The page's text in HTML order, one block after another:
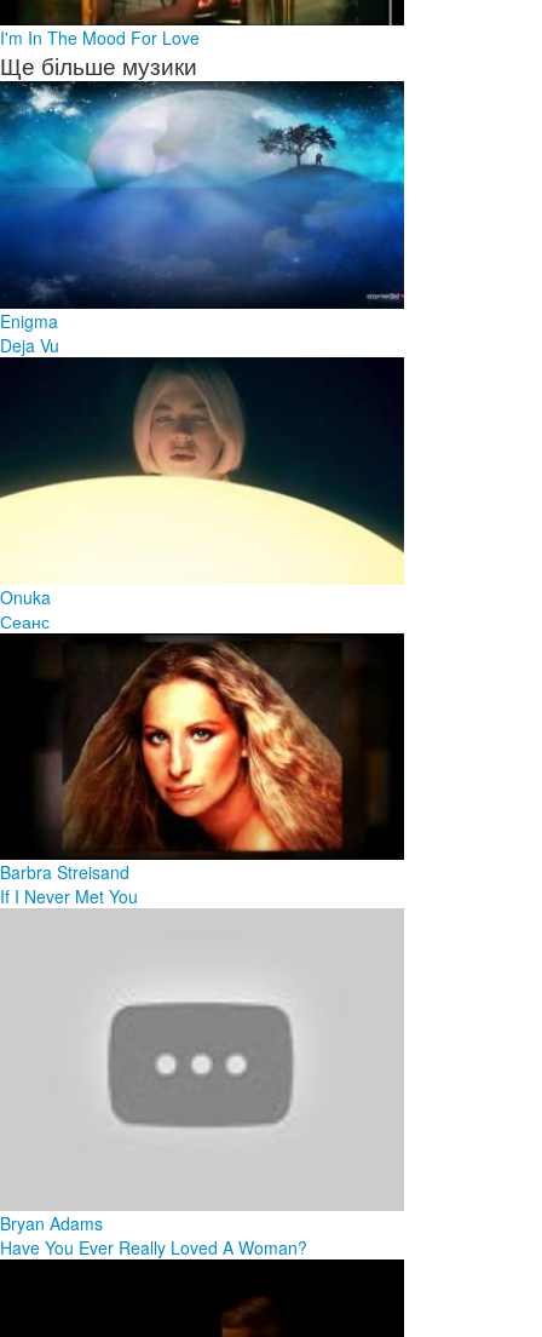
I'm In The Mood For Love
Ще більше музики
Enigma
Deja Vu
Onuka
Сеанс
Barbra Streisand
If I Never Met You
Bryan Adams
Have You Ever Really Loved A Woman?